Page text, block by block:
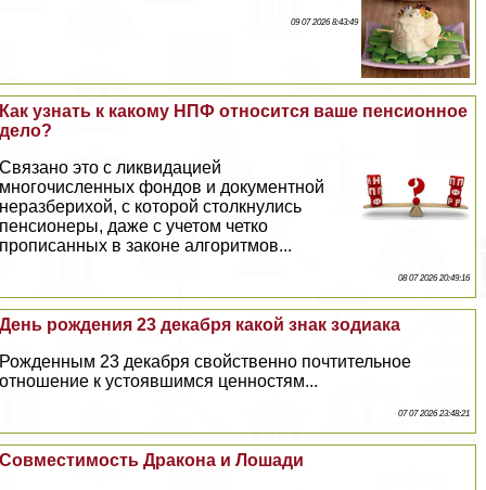
09 07 2026 8:43:49
Как узнать к какому НПФ относится ваше пенсионное
дело?
Связано это с ликвидацией
многочисленных фондов и документной
неразберихой, с которой столкнулись
пенсионеры, даже с учетом четко
прописанных в законе алгоритмов...
08 07 2026 20:49:16
День рождения 23 декабря какой знак зодиака
Рожденным 23 декабря свойственно почтительное
отношение к устоявшимся ценностям...
07 07 2026 23:48:21
Совместимость Дpaкона и Лошади